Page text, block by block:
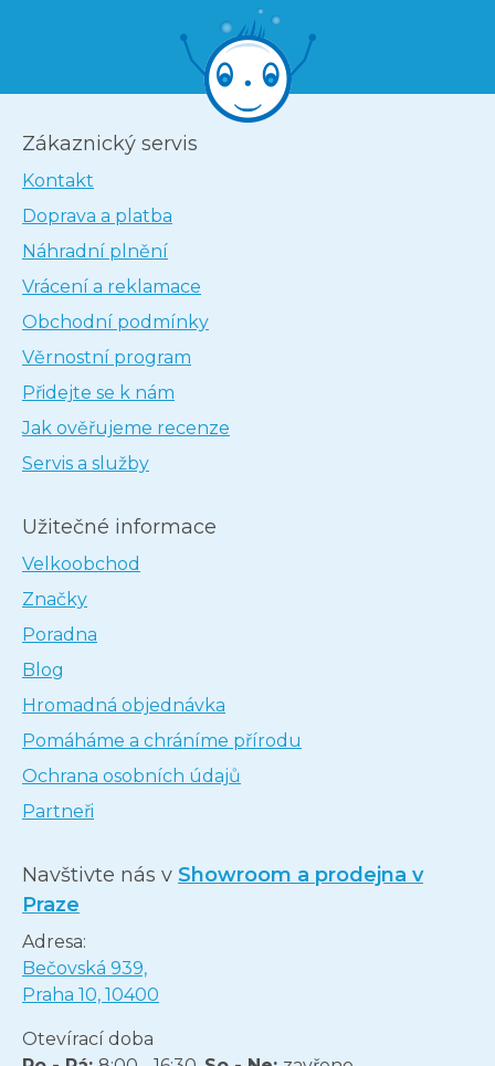
Zákaznický servis
Kontakt
Doprava a platba
Náhradní plnění
Vrácení a reklamace
Obchodní podmínky
Věrnostní program
Přidejte se k nám
Jak ověřujeme recenze
Servis a služby
Užitečné informace
Velkoobchod
Značky
Poradna
Blog
Hromadná objednávka
Pomáháme a chráníme přírodu
Ochrana osobních údajů
Partneři
Navštivte nás v Showroom a prodejna v
Praze
Adresa:
Bečovská 939,
Praha 10, 10400
Otevírací doba